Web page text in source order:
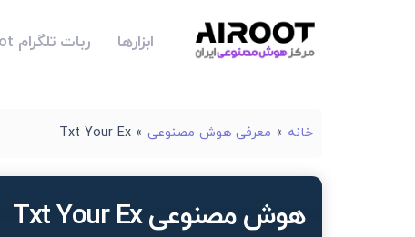
ابزارها ربات تلگرام Airoot
خانه » معرفی هوش مصنوعی »
Txt Your Ex
هوش مصنوعی Txt Your Ex